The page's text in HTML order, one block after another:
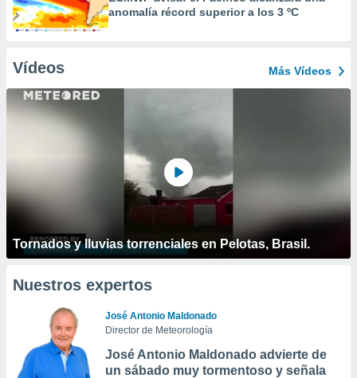
anomalía récord superior a los 3 ºC
Vídeos Más Vídeos
Tornados y lluvias torrenciales en Pelotas, Brasil.
Nuestros expertos
José Antonio Maldonado
Director de Meteorología
José Antonio Maldonado advierte de
un sábado muy tormentoso y señala